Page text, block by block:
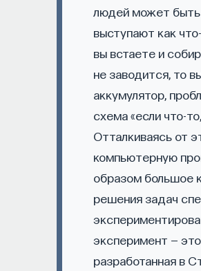
людей может быть
выступают как
вы встаете и
не заводится, то
аккумулятор,
схема «если что-
Отталкиваясь от
компьютерную
образом большое
решения задач
эксперимент —
разработанная в
— Использовать
Автор курса:Михаил
болезней и
медицины сна
3/10/2025
НАД МАТЕРИАЛОМ
Михаил